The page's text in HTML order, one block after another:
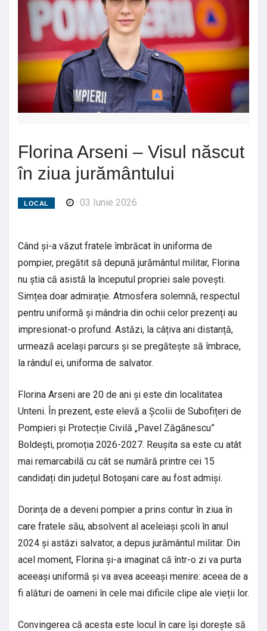
Florina Arseni – Visul născut
în ziua jurământului
LOCAL 03 Iunie 2026
Când și-a văzut fratele îmbrăcat în uniforma de
pompier, pregătit să depună jurământul militar, Florina
nu știa că asistă la începutul propriei sale povești.
Simțea doar admirație. Atmosfera solemnă, respectul
pentru uniformă și mândria din ochii celor prezenți au
impresionat-o profund. Astăzi, la câțiva ani distanță,
urmează același parcurs și se pregătește să îmbrace,
la rândul ei, uniforma de salvator.
Florina Arseni are 20 de ani și este din localitatea
Unteni. În prezent, este elevă a Școlii de Subofițeri de
Pompieri și Protecție Civilă „Pavel Zăgănescu”
Boldești, promoția 2026-2027. Reușita sa este cu atât
mai remarcabilă cu cât se numără printre cei 15
candidați din județul Botoșani care au fost admiși.
Dorința de a deveni pompier a prins contur în ziua în
care fratele său, absolvent al aceleiași școli în anul
2024 și astăzi salvator, a depus jurământul militar. Din
acel moment, Florina și-a imaginat că într-o zi va purta
aceeași uniformă și va avea aceeași menire: aceea de a
fi alături de oameni în cele mai dificile clipe ale vieții lor.
Convingerea că acesta este locul în care își dorește să